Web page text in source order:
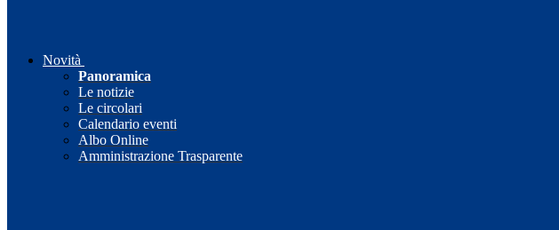
Novità
Panoramica
Le notizie
Le circolari
Calendario eventi
Albo Online
Amministrazione Trasparente